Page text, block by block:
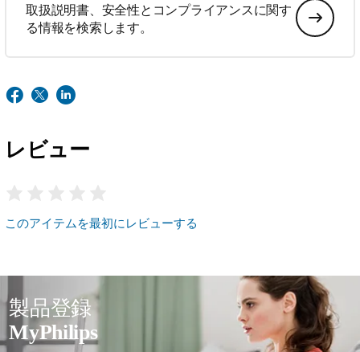
取扱説明書、安全性とコンプライアンスに関す
る情報を検索します。
レビュー
このアイテムを最初にレビューする
製品登録
MyPhilips